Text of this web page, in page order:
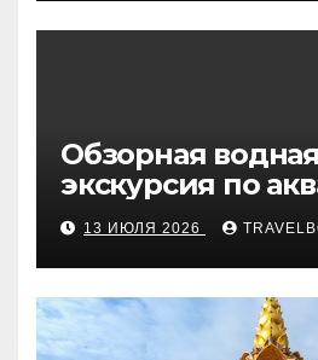
Обзорная водная
экскурсия по
бухты Песчаная
13 ИЮЛЯ 2026